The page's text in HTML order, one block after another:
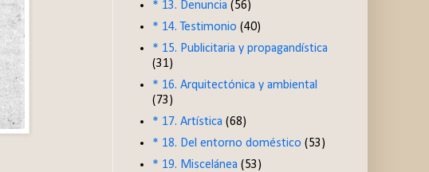
* 13. Denuncia (56)
* 14. Testimonio (40)
* 15. Publicitaria y propagandística
(31)
* 16. Arquitectónica y ambiental
(73)
* 17. Artística (68)
* 18. Del entorno doméstico (53)
* 19. Miscelánea (53)